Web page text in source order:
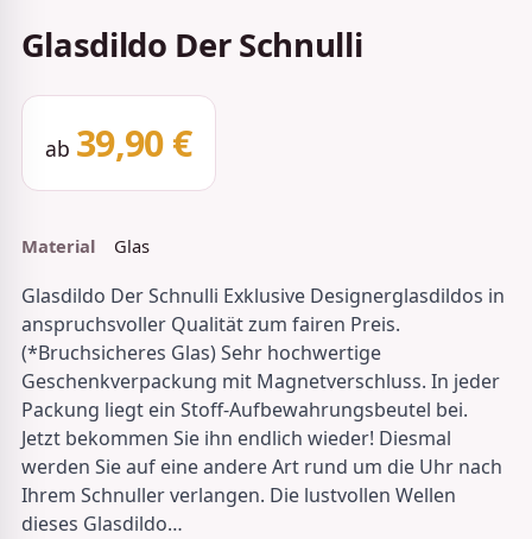
Glasdildo Der Schnulli
ab 39,90 €
Material Glas
Glasdildo Der Schnulli Exklusive Designerglasdildos in
anspruchsvoller Qualität zum fairen Preis.
(*Bruchsicheres Glas) Sehr hochwertige
Geschenkverpackung mit Magnetverschluss. In jeder
Packung liegt ein Stoff-Aufbewahrungsbeutel bei.
Jetzt bekommen Sie ihn endlich wieder! Diesmal
werden Sie auf eine andere Art rund um die Uhr nach
Ihrem Schnuller verlangen. Die lustvollen Wellen
dieses Glasdildo…